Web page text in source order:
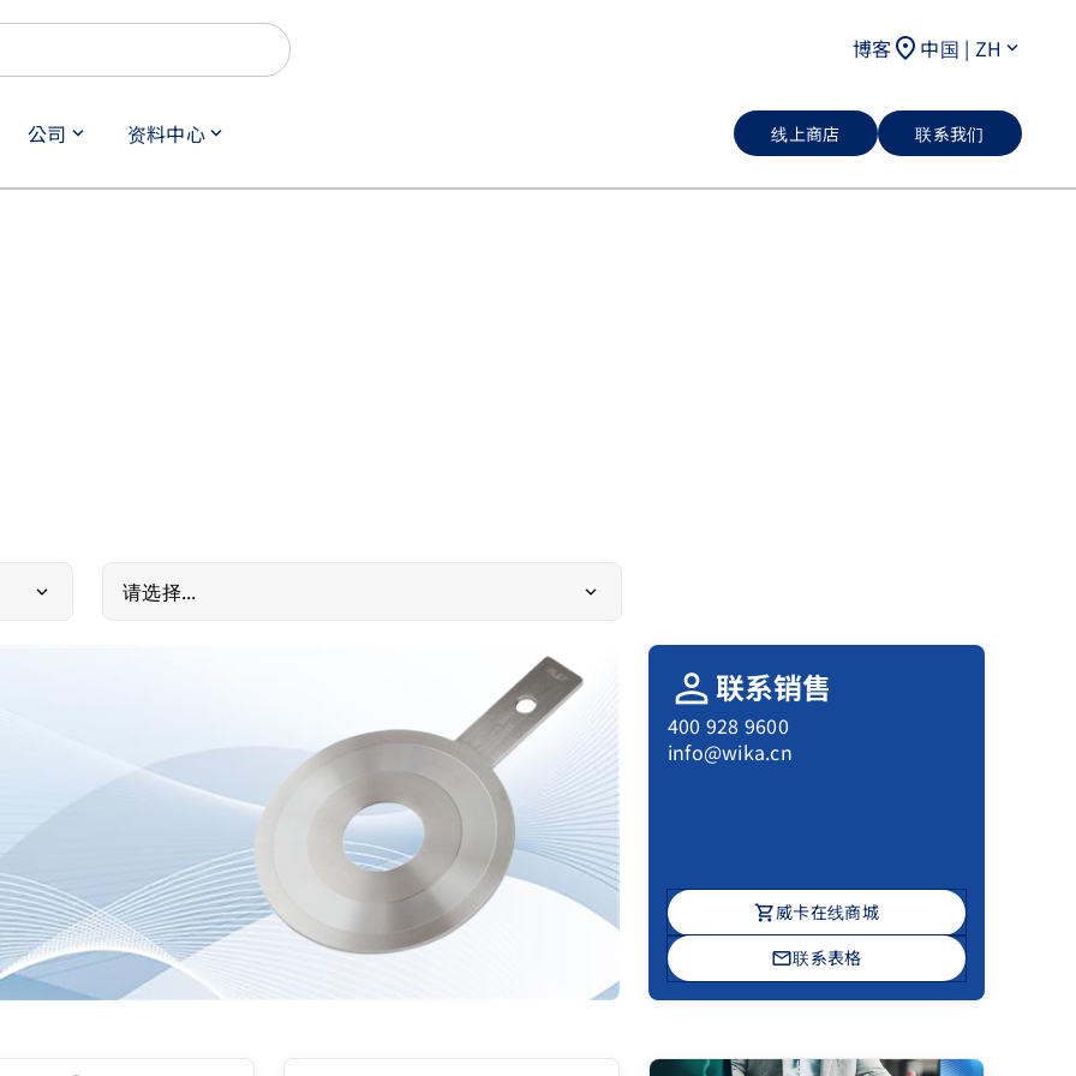
博客 location_on 中国 | ZH keyboard_arrow_down
公司 keyboard_arrow_down 资料中心keyboard_arrow_down 线上商店 联系我们
请选择...
person 联系销售
400 928 9600
info@wika.cn
shopping_cart威卡在线商城
mail联系表格